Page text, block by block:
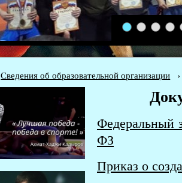
1 2 3 4
Сведения об образовательной организации ›
Федеральный
ФЗ
Приказ о